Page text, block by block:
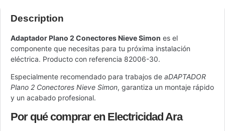
Description
Adaptador Plano 2 Conectores Nieve Simon es el
componente que necesitas para tu próxima instalación
eléctrica. Producto con referencia 82006-30.
Especialmente recomendado para trabajos de aDAPTADOR
Plano 2 Conectores Nieve Simon, garantiza un montaje rápido
y un acabado profesional.
Por qué comprar en Electricidad Ara